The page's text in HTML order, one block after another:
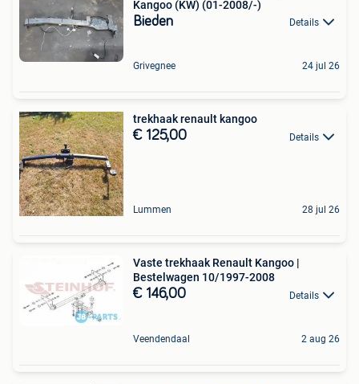
Kangoo (KW) (01-2008/-)
Bieden Details
Grivegnee 24 jul 26
trekhaak renault kangoo
€ 125,00 Details
Lummen 28 jul 26
Vaste trekhaak Renault Kangoo |
Bestelwagen 10/1997-2008
€ 146,00 Details
Veendendaal 2 aug 26